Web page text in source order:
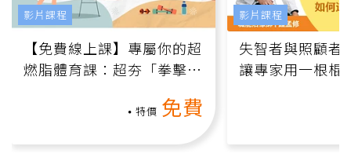
【免費線上課】專屬你的超
燃脂體育課：超夯「拳擊有
特價 免費
影片課程
失智者與照顧者
讓專家用一根棍
影片課程